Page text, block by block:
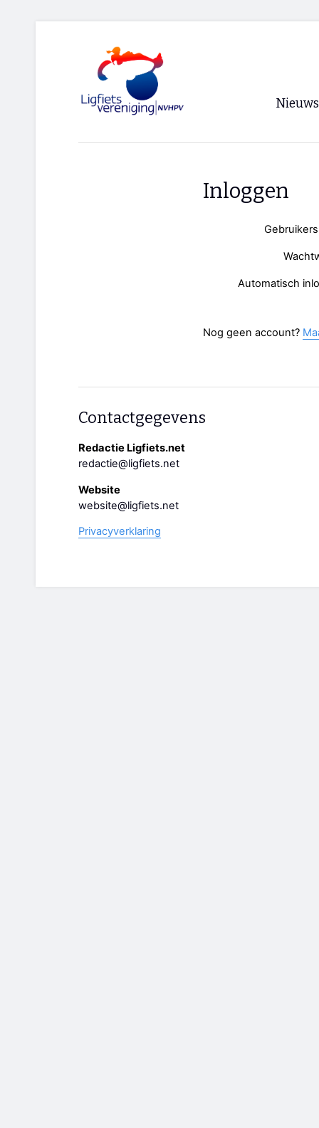
Nieuws
Inloggen
Automatisch
Nog geen account?
Contactgegevens
Redactie Ligfiets.net
redactie@ligfiets.net
Website
website@ligfiets.net
Privacyverklaring